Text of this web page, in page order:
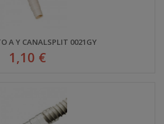
A Y CANALSPLIT 0021GY
1,10 €